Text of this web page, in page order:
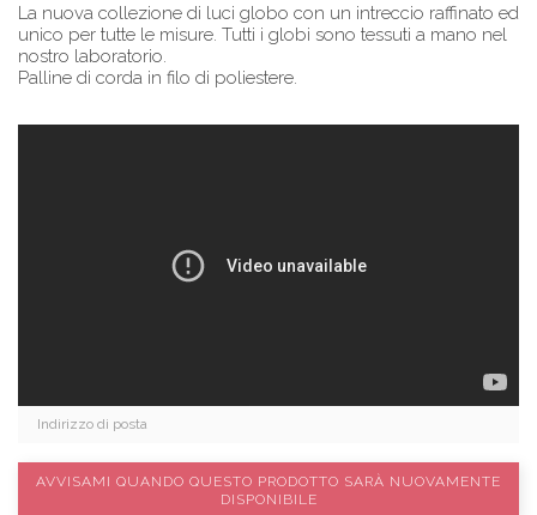
La nuova collezione di luci globo con un intreccio raffinato ed
unico per tutte le misure. Tutti i globi sono tessuti a mano nel
nostro laboratorio.
Palline di corda in filo di poliestere.
AVVISAMI QUANDO QUESTO PRODOTTO SARÀ NUOVAMENTE
DISPONIBILE